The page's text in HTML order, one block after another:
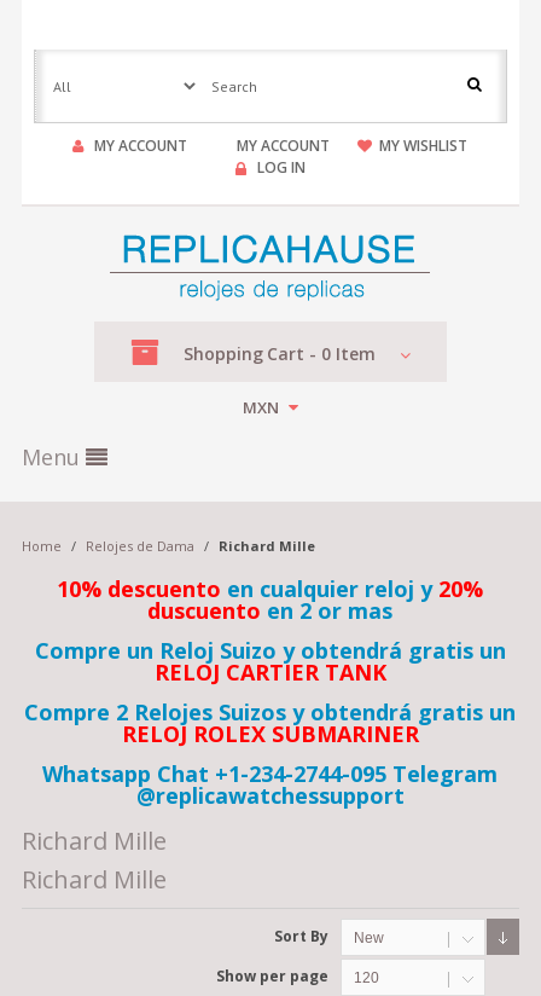
MY ACCOUNT MY ACCOUNT
MY WISHLIST
LOG IN
Shopping Cart - 0Item
MXN
Menu
Home / Relojes de Dama / Richard Mille
10% descuento en cualquier reloj y 20%
duscuento en 2 or mas
Compre un Reloj Suizo y obtendrá gratis un
RELOJ CARTIER TANK
Compre 2 Relojes Suizos y obtendrá gratis un
RELOJ ROLEX SUBMARINER
Whatsapp Chat +1-234-2744-095 Telegram
@replicawatchessupport
Richard Mille
Richard Mille
Sort By New
Show per page 120